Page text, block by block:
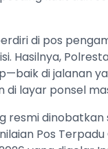
di pos
Hasilnya,
di jalanan
di layar ponsel
resmi dinobatkan
Pos Terpadu